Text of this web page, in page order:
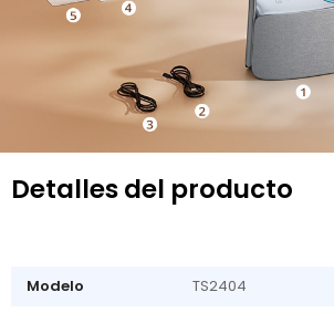
Detalles del producto
Modelo
TS2404